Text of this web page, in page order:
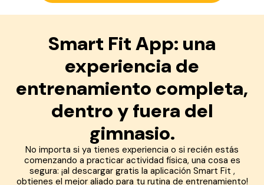
Smart Fit App: una
experiencia de
entrenamiento completa,
dentro y fuera del
gimnasio.
No importa si ya tienes experiencia o si recién estás
comenzando a practicar actividad física, una cosa es
segura: ¡al descargar gratis la aplicación Smart Fit ,
obtienes el mejor aliado para tu rutina de entrenamiento!